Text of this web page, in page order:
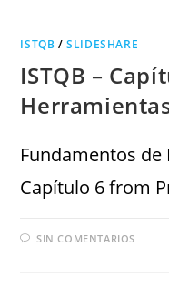
ISTQB /SLIDESHARE
ISTQB –
Fundamentos de
Capítulo 6 from
SIN COMENTARIOS